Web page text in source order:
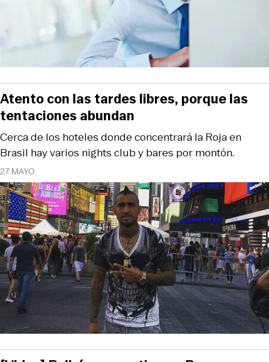
27 MAYO
Cerca de los hoteles donde concentrará la Roja en
Brasil hay varios nights club y bares por montón.
Atento con las tardes libres, porque las
tentaciones abundan